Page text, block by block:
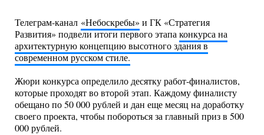
Телеграм-канал «Небоскребы» и ГК «Стратегия
Развития» подвели итоги первого этапаконкурса на
архитектурную концепцию высотного здания в
современном русском стиле.
Жюри конкурса определило десятку работ-финалистов,
которые проходят во второй этап. Каждому финалисту
обещано по 50 000 рублей и дан еще месяц на доработку
своего проекта, чтобы побороться за главный приз в 500
000 рублей.